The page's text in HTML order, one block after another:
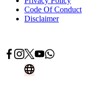
Code Of Conduct
Disclaimer